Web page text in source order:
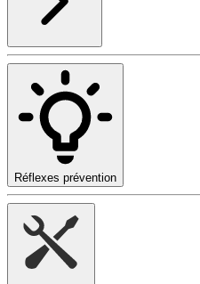
Réflexes prévention